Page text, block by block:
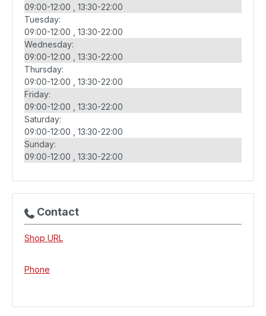
09:00-12:00
13:30-22:00
Tuesday:
09:00-12:00
13:30-22:00
Wednesday:
09:00-12:00
13:30-22:00
Thursday:
09:00-12:00
13:30-22:00
Friday:
09:00-12:00
13:30-22:00
Saturday:
09:00-12:00
13:30-22:00
Sunday:
09:00-12:00
13:30-22:00
Contact
Shop URL
Phone